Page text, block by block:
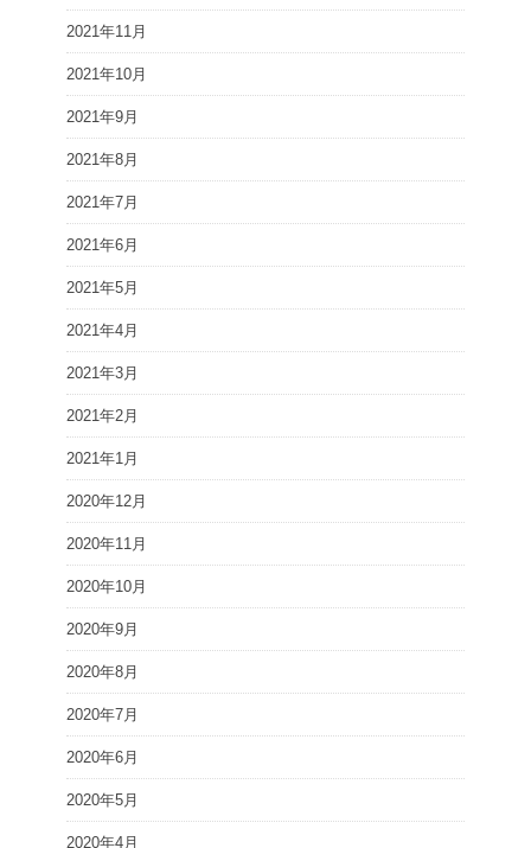
2021年11月
2021年10月
2021年9月
2021年8月
2021年7月
2021年6月
2021年5月
2021年4月
2021年3月
2021年2月
2021年1月
2020年12月
2020年11月
2020年10月
2020年9月
2020年8月
2020年7月
2020年6月
2020年5月
2020年4月